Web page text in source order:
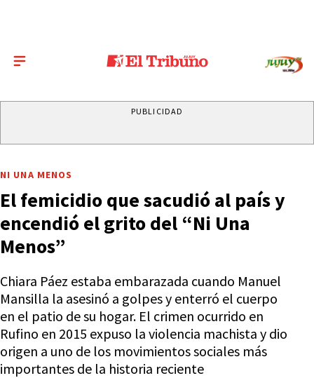
PUBLICIDAD
NI UNA MENOS
El femicidio que sacudió al país y
encendió el grito del “Ni Una
Menos”
Chiara Páez estaba embarazada cuando Manuel
Mansilla la asesinó a golpes y enterró el cuerpo
en el patio de su hogar. El crimen ocurrido en
Rufino en 2015 expuso la violencia machista y dio
origen a uno de los movimientos sociales más
importantes de la historia reciente